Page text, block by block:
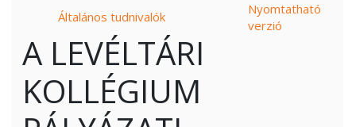
Általános tudnivalók
Nyomtatható
verzió
A LEVÉLTÁRI
KOLLÉGIUM